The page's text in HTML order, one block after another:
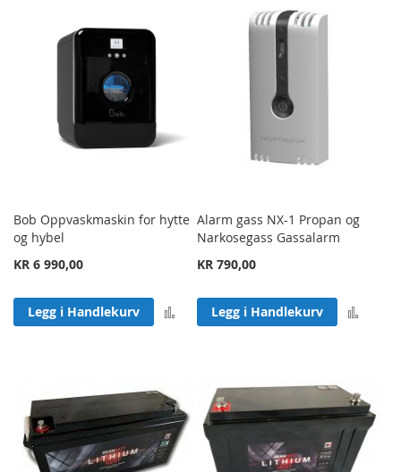
Bob Oppvaskmaskin for hytte
og hybel
KR 6 990,00
Legg i Handlekurv Legg til sammenligning
Alarm gass NX-1 Propan og
Narkosegass Gassalarm
KR 790,00
Legg i Handlekurv